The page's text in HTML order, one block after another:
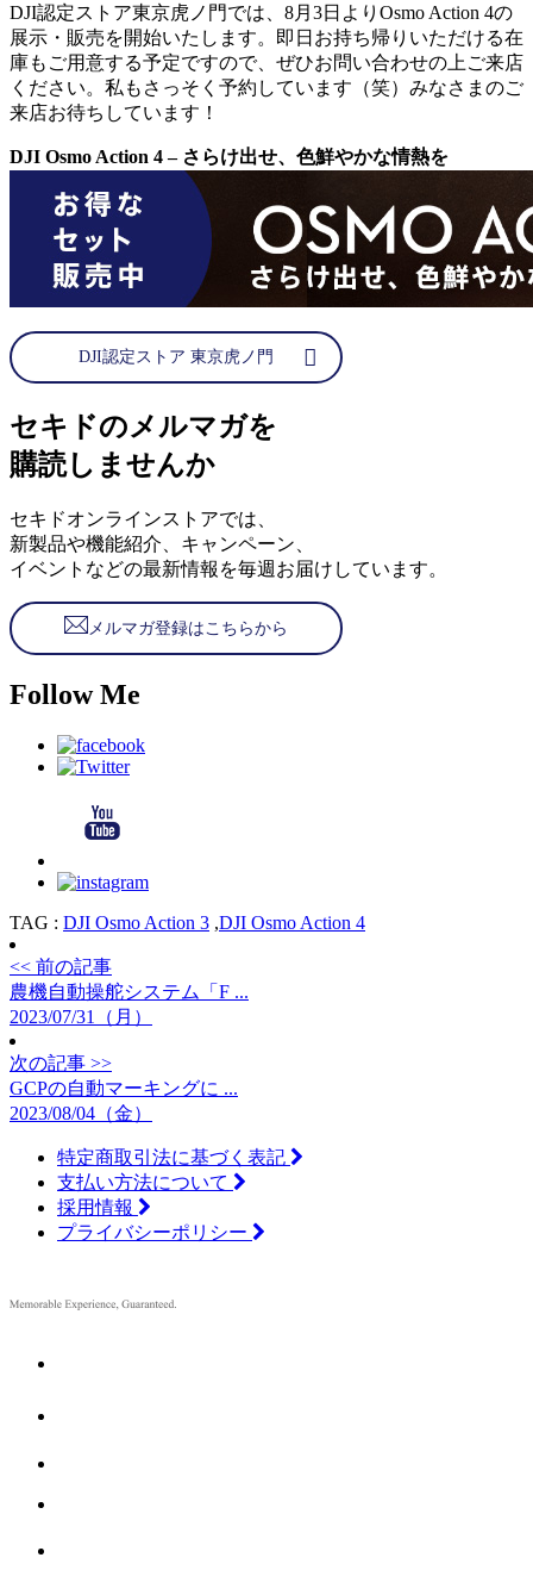
DJI認定ストア東京虎ノ門では、8月3日よりOsmo Action 4の
展示・販売を開始いたします。即日お持ち帰りいただける在
庫もご用意する予定ですので、ぜひお問い合わせの上ご来店
ください。私もさっそく予約しています（笑）みなさまのご
来店お待ちしています！
DJI Osmo Action 4 – さらけ出せ、色鮮やかな情熱を
DJI認定ストア 東京虎ノ門
セキドのメルマガを
購読しませんか
セキドオンラインストアでは、
新製品や機能紹介、キャンペーン、
イベントなどの最新情報を毎週お届けしています。
メルマガ登録はこちらから
Follow Me
TAG : DJI Osmo Action 3 ,DJI Osmo Action 4
<< 前の記事
農機自動操舵システム「F ...
2023/07/31（月）
次の記事 >>
GCPの自動マーキングに ...
2023/08/04（金）
特定商取引法に基づく表記
支払い方法について
採用情報
プライバシーポリシー